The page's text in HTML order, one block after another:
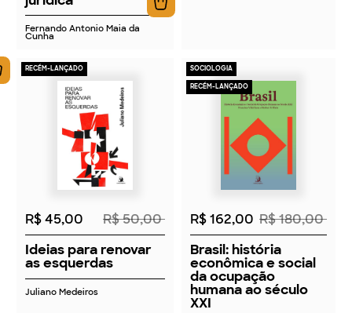
Fernando Antonio Maia da
Cunha
RECÉM-LANÇADO
2026
R$ 45,00
R$ 50,00
Ideias para renovar
as esquerdas
Juliano Medeiros
SOCIOLOGIA
RECÉM-LANÇADO
2026
R$ 162,00 R$ 180,00
Brasil: história
econômica e social
da ocupação
humana ao século
XXI